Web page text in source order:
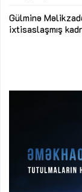
Gülminə
ixtisaslaşmış